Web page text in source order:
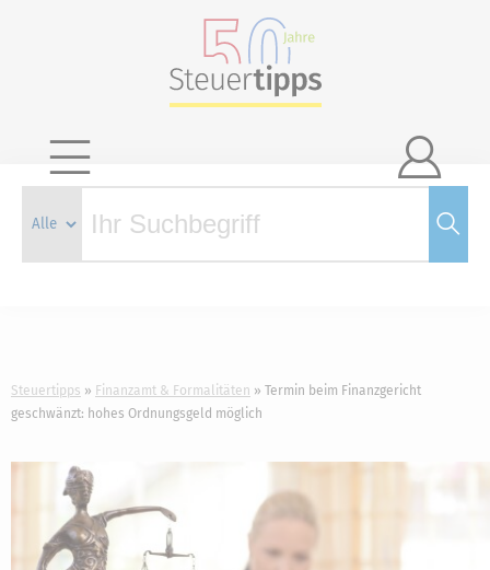

Steuertipps Finanzamt & Formalitäten
Termin beim Finanzgericht
geschwänzt: hohes Ordnungsgeld möglich